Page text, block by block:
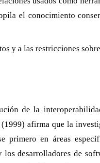
el conocimiento
y a las restricciones
de la
afirma que la
primero en áreas
desarrolladores de